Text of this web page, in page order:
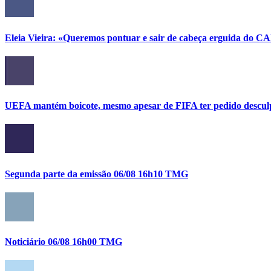
Eleia Vieira: «Queremos pontuar e sair de cabeça erguida do
UEFA mantém boicote, mesmo apesar de FIFA ter pedido
Segunda parte da emissão 06/08 16h10 TMG
Noticiário 06/08 16h00 TMG